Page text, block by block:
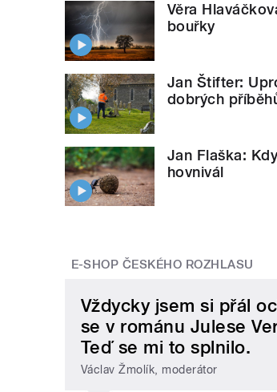
Věra
bouřky
Jan Štifter:
dobrých
Jan Flaška:
hovnivál
E-SHOP ČESKÉHO ROZHLASU
Vždycky jsem si přál
se v románu Julese
Teď se mi to splnilo.
Václav Žmolík, moderátor